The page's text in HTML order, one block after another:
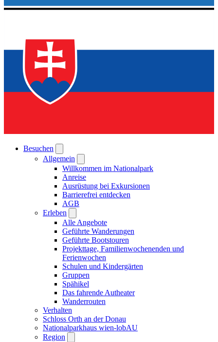
Besuchen
Allgemein
Willkommen im Nationalpark
Anreise
Ausrüstung bei Exkursionen
Barrierefrei entdecken
AGB
Erleben
Alle Angebote
Geführte Wanderungen
Geführte Bootstouren
Projekttage, Familienwochenenden und
Ferienwochen
Schulen und Kindergärten
Gruppen
Spähikel
Das fahrende Autheater
Wanderrouten
Verhalten
Schloss Orth an der Donau
Nationalparkhaus wien-lobAU
Region